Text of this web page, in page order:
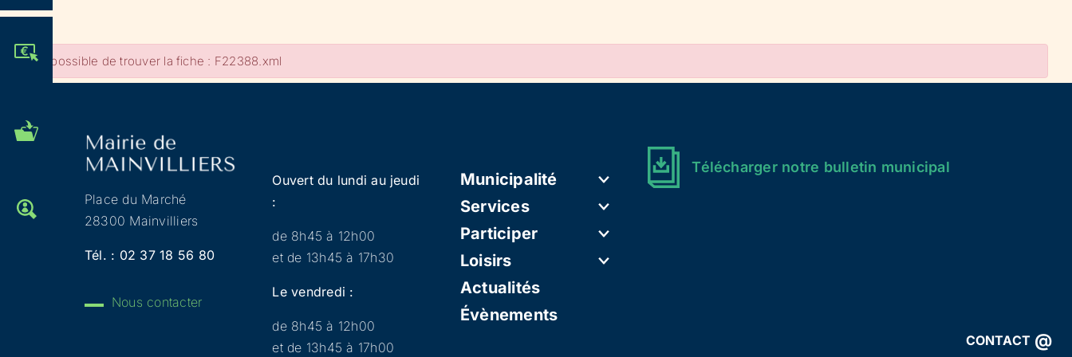
ADMINISTRATIVES
OFFRES D'EMPLOI
CONTACT @
Impossible de trouver la fiche : F22388.xml
Place du Marché
28300 Mainvilliers
Tél. : 02 37 18 56 80
Nous contacter
Ouvert du lundi au jeudi
:
de 8h45 à 12h00
et de 13h45 à 17h30
Le vendredi :
de 8h45 à 12h00
et de 13h45 à 17h00
Municipalité
Services
Participer
Loisirs
Actualités
Évènements
Télécharger notre bulletin municipal